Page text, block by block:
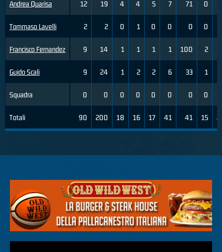
Andrea Quarisa
Tommaso Lavelli
Francisco Fernandez
Guido Scali
Squadra
Totali
12 19 4 4 5 7 71 0
2 2 0 1 0 0 0 0
9 14 1 1 1 1 100 2
9 24 1 2 2 6 33 1
0 0 0 0 0 0 0 0
90 200 18 16 17 41 41 15